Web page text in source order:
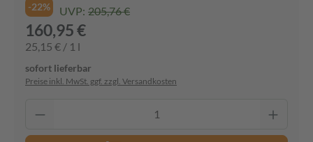
-22% UVP: 205,76 €
160,95 €
25,15 € / 1 l
sofort lieferbar
Preise inkl. MwSt. ggf. zzgl. Versandkosten